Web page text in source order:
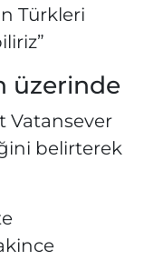
Türkleri
üzerinde
Vatansever
belirterek